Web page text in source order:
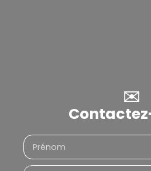
✉️
Prénom